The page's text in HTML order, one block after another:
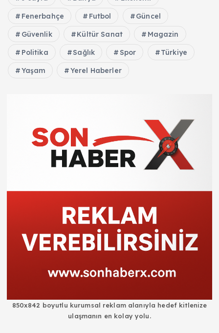
Fenerbahçe Futbol Güncel
Güvenlik Kültür Sanat Magazin
Politika Sağlık Spor Türkiye
Yaşam Yerel Haberler
850x842 boyutlu kurumsal reklam alanıyla hedef kitlenize
ulaşmanın en kolay yolu.